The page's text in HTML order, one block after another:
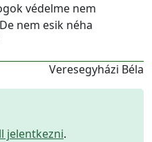
védelme nem
nem esik néha
Veresegyházi Béla
jelentkezni.